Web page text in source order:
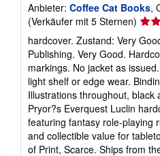
Anbieter: Coffee Cat Books,
(Verkäufer mit 5 Sternen)
5
von
5
hardcover. Zustand: Very
Publishing. Very Good.
markings. No jacket as
light shelf or edge wear.
Illustrations throughout, black
Pryor?s Everquest Luclin
featuring fantasy role-playing
and collectible value for
of Print, Scarce. Ships from